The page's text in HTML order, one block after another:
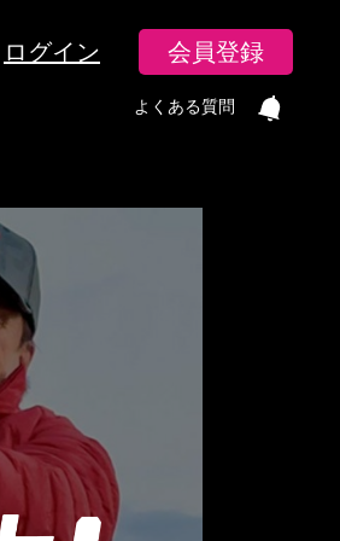
ログイン 会員登録
よくある質問